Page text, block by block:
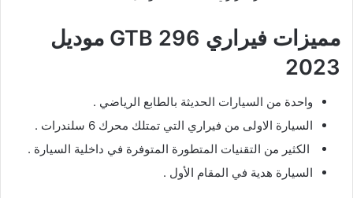
مميزات فيراري 296 GTB موديل
2023
واحدة من السيارات الحديثة بالطابع الرياضي .
السيارة الاولى من فيراري التي تمتلك محرك 6 سلندرات .
الكثير من التقنيات المتطورة المتوفرة في داخلية السيارة .
السيارة هدية في المقام الأول .